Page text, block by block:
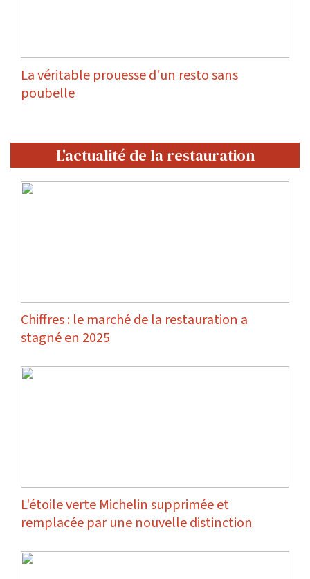
La véritable prouesse d'un resto sans
poubelle
L'actualité de la restauration
Chiffres : le marché de la restauration a
stagné en 2025
L'étoile verte Michelin supprimée et
remplacée par une nouvelle distinction